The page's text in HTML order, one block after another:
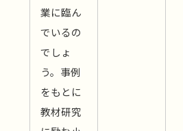
業に臨ん
でいるの
でしょ
う。事例
をもとに
教材研究